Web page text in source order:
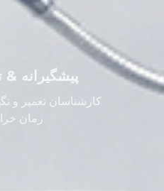
پیشگیرانه
کارشناسان تعمیر و
زمان